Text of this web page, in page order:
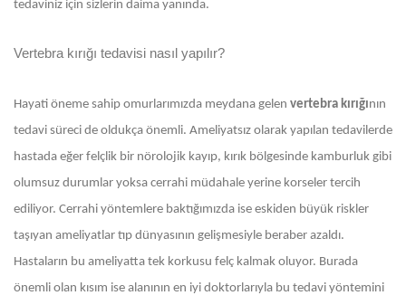
tedaviniz için sizlerin daima yanında.
Vertebra kırığı tedavisi nasıl yapılır?
Hayati öneme sahip omurlarımızda meydana gelen vertebra kırığının
tedavi süreci de oldukça önemli. Ameliyatsız olarak yapılan tedavilerde
hastada eğer felçlik bir nörolojik kayıp, kırık bölgesinde kamburluk gibi
olumsuz durumlar yoksa cerrahi müdahale yerine korseler tercih
ediliyor. Cerrahi yöntemlere baktığımızda ise eskiden büyük riskler
taşıyan ameliyatlar tıp dünyasının gelişmesiyle beraber azaldı.
Hastaların bu ameliyatta tek korkusu felç kalmak oluyor. Burada
önemli olan kısım ise alanının en iyi doktorlarıyla bu tedavi yöntemini